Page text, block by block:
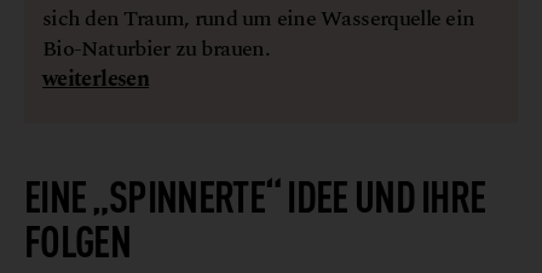
sich den Traum, rund um eine Wasserquelle ein
Bio-Naturbier zu brauen.
weiterlesen
EINE „SPINNERTE“ IDEE UND IHRE
FOLGEN